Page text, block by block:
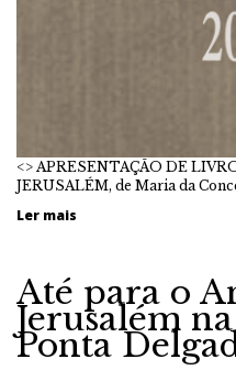
<> APRESENTAÇÃO DE
JERUSALÉM, de Maria da
Ler mais
Até para o
Jerusalém
Ponta